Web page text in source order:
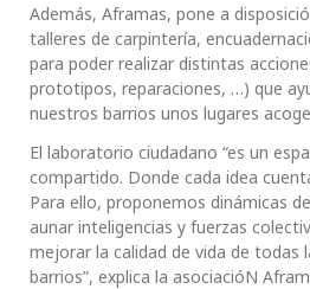
Además, Aframas, pone a
talleres de carpintería,
para poder realizar distintas
prototipos, reparaciones, …) que
nuestros barrios unos lugares
El laboratorio ciudadano “es un
compartido. Donde cada idea
Para ello, proponemos dinámicas
aunar inteligencias y fuerzas
mejorar la calidad de vida de todas
barrios”, explica la asociacióN